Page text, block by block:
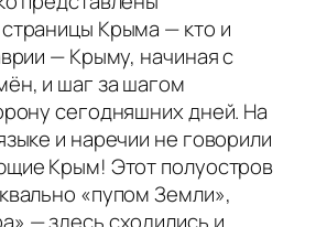
Крыма — кто и
— Крыму, начиная с
и шаг за шагом
сегодняшних дней. На
и наречии не говорили
Крым! Этот полуостров
«пупом Земли»,